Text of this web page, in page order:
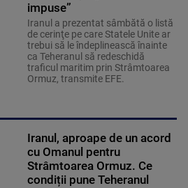
impuse”
Iranul a prezentat sâmbătă o listă
de cerinţe pe care Statele Unite ar
trebui să le îndeplinească înainte
ca Teheranul să redeschidă
traficul maritim prin Strâmtoarea
Ormuz, transmite EFE.
Iranul, aproape de un acord
cu Omanul pentru
Strâmtoarea Ormuz. Ce
condiții pune Teheranul